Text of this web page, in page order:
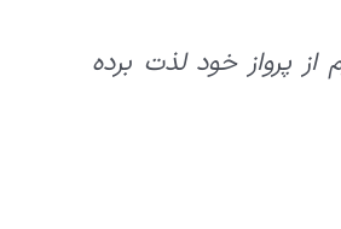
از پرواز خود لذت برده